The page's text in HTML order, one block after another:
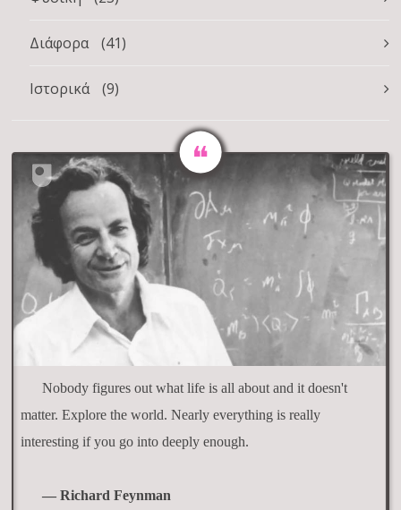
Διάφορα (41)
Ιστορικά (9)
Nobody figures out what life is all about and it doesn't
matter. Explore the world. Nearly everything is really
interesting if you go into deeply enough.
— Richard Feynman